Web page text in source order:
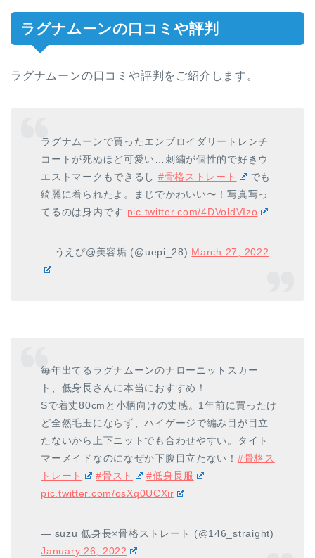
ラグナムーンの口コミや評判
ラグナムーンの口コミや評判をご紹介します。
ラグナムーンで買ったエンブロイダリートレンチ
コートが死ぬほど可愛い…刺繍が個性的で好きウ
エストマークもできるし #骨格ストレート
でも
綺麗に着られたよ。まじでかわいい〜！写真写っ
てるのは身内です pic.twitter.com/4DVoldVIzo
— うえぴ@美容垢 (@uepi_28) March 27, 2022
毎年出てるラグナムーンのナローニットスカー
ト、低身長さんに本当におすすめ！
Sで着丈80cmと小柄向けの丈感。1年前に買ったけ
ど全然毛玉にならず、ハイゲージで編み目が目立
たないから上下ニットでも合わせやすい。タイト
マーメイドなのになぜか下腹目立たない！ #骨格ス
トレート
#骨スト
#低身長服
pic.twitter.com/osXq0UCXir
— suzu 低身長×骨格ストレート (@146_straight)
January 26, 2022